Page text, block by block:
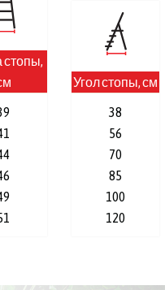
стопы,
Угол стопы, см
38
56
70
85
100
120